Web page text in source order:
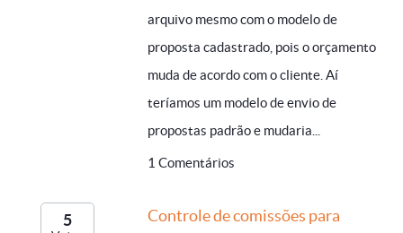
arquivo mesmo com o modelo de
proposta cadastrado, pois o orçamento
muda de acordo com o cliente. Aí
teríamos um modelo de envio de
propostas padrão e mudaria...
1 Comentários
5
Controle de comissões para